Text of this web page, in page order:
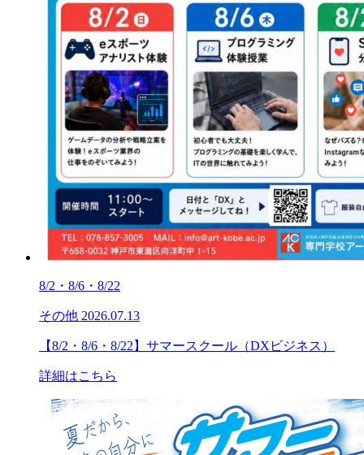
8/2・8/6・8/22
その他 2026.07.13
【8/2・8/6・8/22】サマースクール（DXビジネス）
詳細はこちら